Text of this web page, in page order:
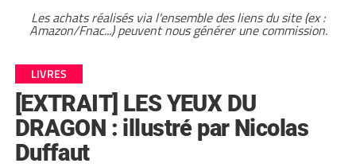
Les achats réalisés via l'ensemble des liens du site (ex :
Amazon/Fnac...) peuvent nous générer une commission.
LIVRES
[EXTRAIT] LES YEUX DU
DRAGON : illustré par Nicolas
Duffaut